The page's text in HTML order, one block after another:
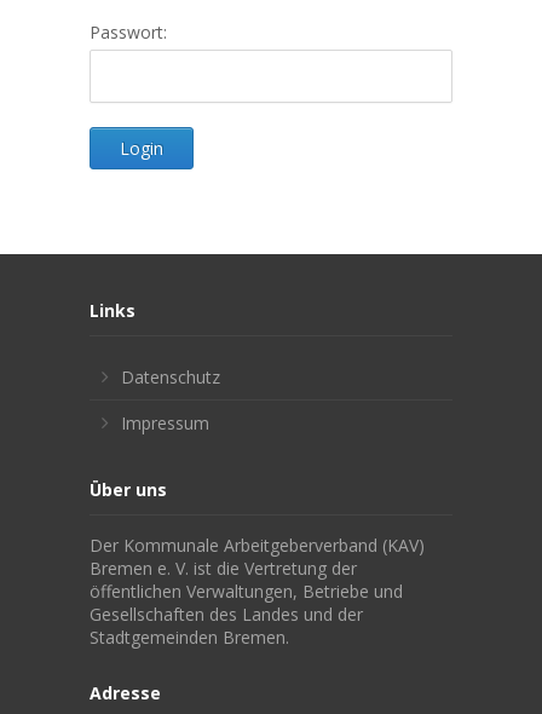
Passwort:
Links
Datenschutz
Impressum
Über uns
Der Kommunale Arbeitgeberverband (KAV)
Bremen e. V. ist die Vertretung der
öffentlichen Verwaltungen, Betriebe und
Gesellschaften des Landes und der
Stadtgemeinden Bremen.
Adresse